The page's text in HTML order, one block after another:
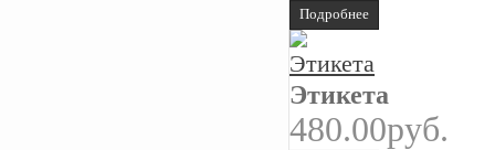
Подробнее
Этикета
480.00руб.